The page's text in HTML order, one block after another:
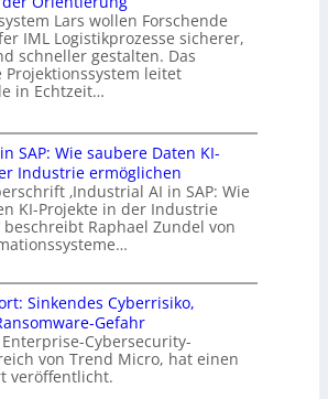
Lars wollen Forschende
IML Logistikprozesse sicherer,
schneller gestalten. Das
Projektionssystem leitet
in Echtzeit…
SAP: Wie saubere Daten KI-
Industrie ermöglichen
‚Industrial AI in SAP: Wie
KI-Projekte in der Industrie
beschreibt Raphael Zundel von
Sinkendes Cyberrisiko,
Gefahr
Cybersecurity-
von Trend Micro, hat einen
veröffentlicht.